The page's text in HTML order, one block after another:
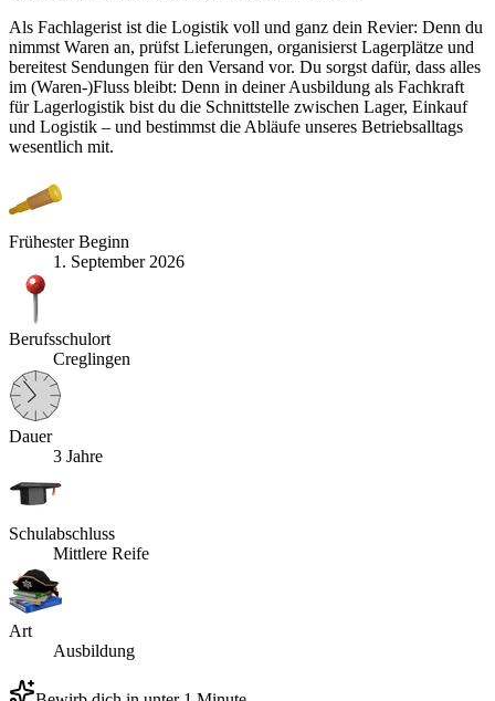
Als Fachlagerist ist die Logistik voll und ganz dein Revier: Denn du
nimmst Waren an, prüfst Lieferungen, organisierst Lagerplätze und
bereitest Sendungen für den Versand vor. Du sorgst dafür, dass alles
im (Waren-)Fluss bleibt: Denn in deiner Ausbildung als Fachkraft
für Lagerlogistik bist du die Schnittstelle zwischen Lager, Einkauf
und Logistik – und bestimmst die Abläufe unseres Betriebsalltags
wesentlich mit.
Frühester Beginn
1. September 2026
Berufsschulort
Creglingen
Dauer
3 Jahre
Schulabschluss
Mittlere Reife
Art
Ausbildung